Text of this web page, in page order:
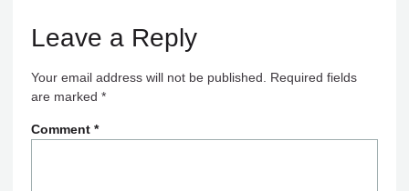
Leave a Reply
Your email address will not be published.
Required fields
are marked *
Comment *